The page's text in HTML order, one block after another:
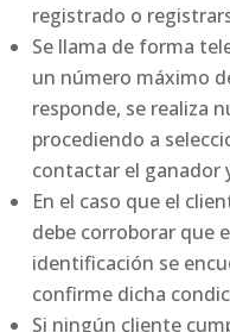
registrado o
Se llama de forma
un número máximo
responde, se realiza
procediendo a
contactar el ganador
En el caso que el
debe corroborar que
identificación se
confirme dicha
Si ningún cliente